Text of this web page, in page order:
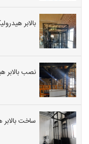
بالابر
نصب بالابر
ساخت بالابر